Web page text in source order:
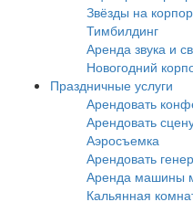
Звёзды на
Тимбилдинг
Аренда звука и
Новогодний
Праздничные услуги
Арендовать
Арендовать
Аэросъемка
Арендовать
Аренда машины
Кальянная